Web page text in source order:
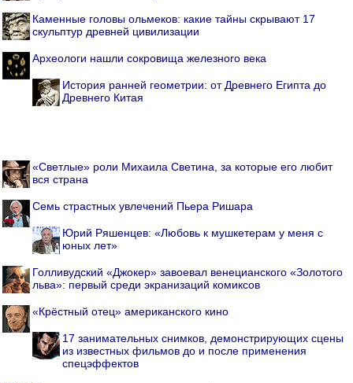
Каменные головы ольмеков: какие тайны скрывают 17
скульптур древней цивилизации
Археологи нашли сокровища железного века
История ранней геометрии: от Древнего Египта до
Древнего Китая
«Светлые» роли Михаила Светина, за которые его любит
вся страна
Семь страстных увлечений Пьера Ришара
Юрий Ряшенцев: «Любовь к мушкетерам у меня с
юных лет»
Голливудский «Джокер» завоевал венецианского «Золотого
льва»: первый среди экранизаций комиксов
«Крёстный отец» американского кино
17 занимательных снимков, демонстрирующих сцены
из известных фильмов до и после применения
спецэффектов